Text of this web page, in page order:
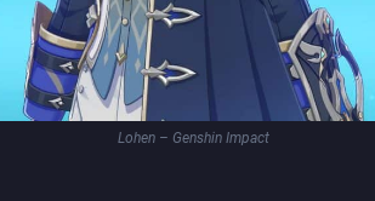
Lohen – Genshin Impact